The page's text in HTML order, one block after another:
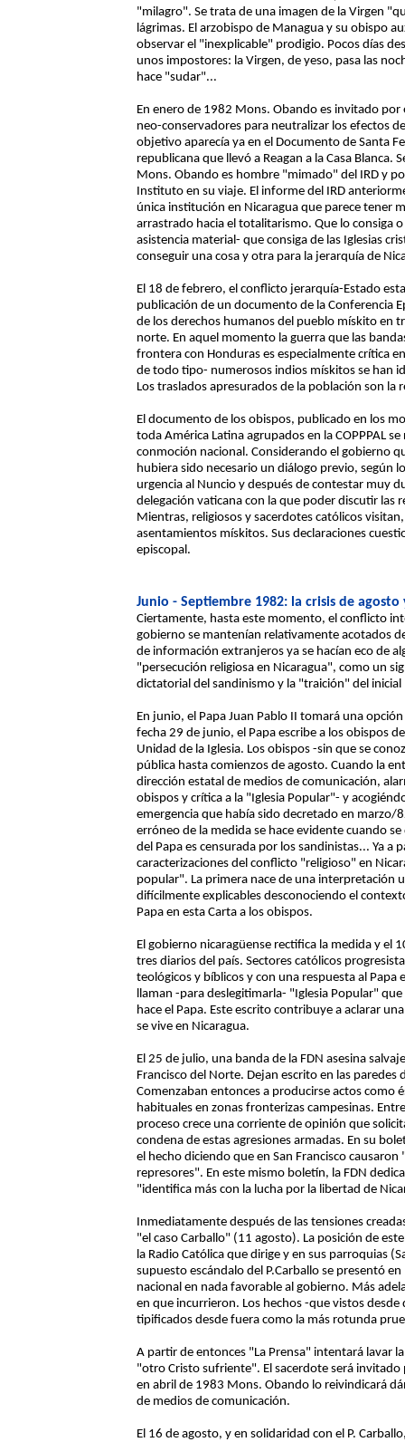
"milagro". Se trata de una imagen de la Virgen
lágrimas. El arzobispo de Managua y su obispo
observar el "inexplicable" prodigio. Pocos días
unos impostores: la Virgen, de yeso, pasa las
hace "sudar"...
En enero de 1982 Mons. Obando es invitado
neo-conservadores para neutralizar los efectos
objetivo aparecía ya en el Documento de Santa
republicana que llevó a Reagan a la Casa
Mons. Obando es hombre "mimado" del IRD y
Instituto en su viaje. El informe del IRD
única institución en Nicaragua que parece tener
arrastrado hacia el totalitarismo. Que lo consiga
asistencia material- que consiga de las Iglesias
conseguir una cosa y otra para la jerarquía de
El 18 de febrero, el conflicto jerarquía-Estado
publicación de un documento de la Conferencia
de los derechos humanos del pueblo mískito en
norte. En aquel momento la guerra que las
frontera con Honduras es especialmente crítica
de todo tipo- numerosos indios mískitos se han
Los traslados apresurados de la población son la
El documento de los obispos, publicado en los
toda América Latina agrupados en la COPPPAL
conmoción nacional. Considerando el gobierno
hubiera sido necesario un diálogo previo, según
urgencia al Nuncio y después de contestar muy
delegación vaticana con la que poder discutir las
Mientras, religiosos y sacerdotes católicos
asentamientos mískitos. Sus declaraciones
episcopal.
Junio - Septiembre 1982: la crisis de agosto
Ciertamente, hasta este momento, el conflicto
gobierno se mantenían relativamente acotados
de información extranjeros ya se hacían eco de
"persecución religiosa en Nicaragua", como un
dictatorial del sandinismo y la "traición" del
En junio, el Papa Juan Pablo II tomará una
fecha 29 de junio, el Papa escribe a los obispos
Unidad de la Iglesia. Los obispos -sin que se
pública hasta comienzos de agosto. Cuando la
dirección estatal de medios de comunicación,
obispos y crítica a la "Iglesia Popular"- y
emergencia que había sido decretado en
erróneo de la medida se hace evidente cuando
del Papa es censurada por los sandinistas... Ya
caracterizaciones del conflicto "religioso" en
popular". La primera nace de una interpretación
difícilmente explicables desconociendo el
Papa en esta Carta a los obispos.
El gobierno nicaragüense rectifica la medida y el
tres diarios del país. Sectores católicos
teológicos y bíblicos y con una respuesta al Papa
llaman -para deslegitimarla- "Iglesia Popular"
hace el Papa. Este escrito contribuye a aclarar
se vive en Nicaragua.
El 25 de julio, una banda de la FDN asesina
Francisco del Norte. Dejan escrito en las
Comenzaban entonces a producirse actos como
habituales en zonas fronterizas campesinas.
proceso crece una corriente de opinión que
condena de estas agresiones armadas. En su
el hecho diciendo que en San Francisco
represores". En este mismo boletín, la FDN
"identifica más con la lucha por la libertad de
Inmediatamente después de las tensiones
"el caso Carballo" (11 agosto). La posición de
la Radio Católica que dirige y en sus parroquias
supuesto escándalo del P.Carballo se presentó
nacional en nada favorable al gobierno. Más
en que incurrieron. Los hechos -que vistos
tipificados desde fuera como la más rotunda
A partir de entonces "La Prensa" intentará lavar
"otro Cristo sufriente". El sacerdote será
en abril de 1983 Mons. Obando lo reivindicará
de medios de comunicación.
El 16 de agosto, y en solidaridad con el P.